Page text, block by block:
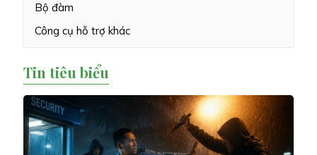
Bộ đàm
Công cụ hỗ trợ khác
Tin tiêu biểu